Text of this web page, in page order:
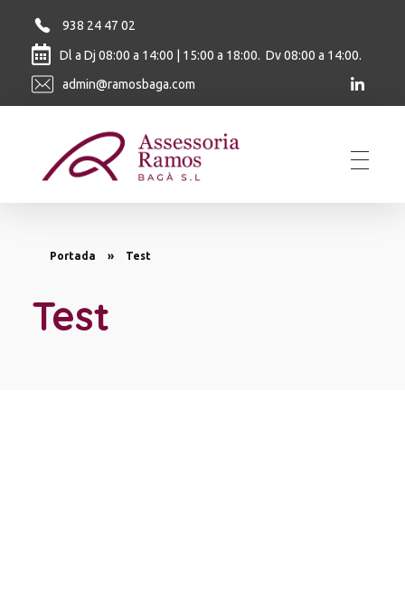
938 24 47 02
Dl a Dj 08:00 a 14:00 | 15:00 a 18:00. Dv 08:00 a 14:00.
admin@ramosbaga.com
Portada » Test
Test